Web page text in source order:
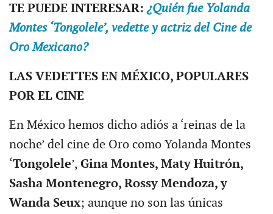
TE PUEDE INTERESAR:¿Quién fue Yolanda
Montes ‘Tongolele’, vedette y actriz del Cine de
Oro Mexicano?
LAS VEDETTES EN MÉXICO, POPULARES
POR EL CINE
En México hemos dicho adiós a ‘reinas de la
noche’ del cine de Oro como Yolanda Montes
‘Tongolele’, Gina Montes, Maty Huitrón,
Sasha Montenegro, Rossy Mendoza, y
Wanda Seux; aunque no son las únicas